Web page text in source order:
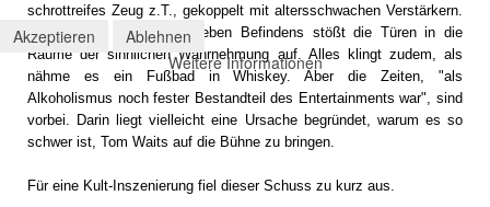
schrottreifes Zeug z.T., gekoppelt mit altersschwachen Verstärkern.
Die Nuance des sich daneben Befindens stößt die Türen in die
Räume der sinnlichen Wahrnehmung auf. Alles klingt zudem, als
nähme es ein Fußbad in Whiskey. Aber die Zeiten, "als
Alkoholismus noch fester Bestandteil des Entertainments war", sind
vorbei. Darin liegt vielleicht eine Ursache begründet, warum es so
schwer ist, Tom Waits auf die Bühne zu bringen.
Für eine Kult-Inszenierung fiel dieser Schuss zu kurz aus.
Akzeptieren
Ablehnen
Weitere Informationen